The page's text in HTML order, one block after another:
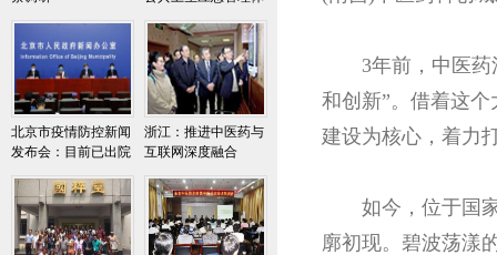
药条例
北京市疫情防控新闻
发布会：目前已出院
药治疗为主
浙江：推进中医药与
互联网深度融合
3年前，中医
和创新”。借着这
建设为核心，着力
如今，位于国
廓初现。碧波荡漾